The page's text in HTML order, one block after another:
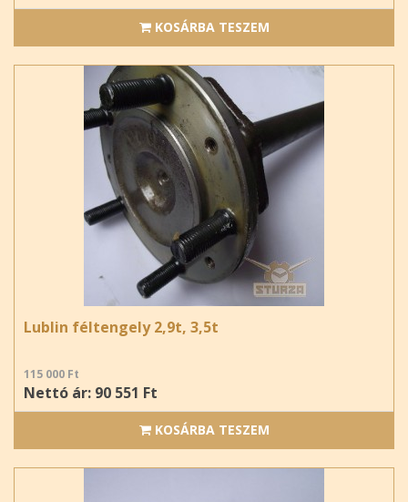
KOSÁRBA TESZEM
Lublin féltengely 2,9t, 3,5t
115 000 Ft
Nettó ár: 90 551 Ft
KOSÁRBA TESZEM